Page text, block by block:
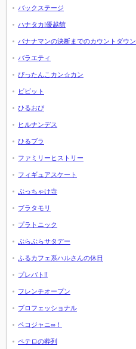
バックステージ
ハナタカ!優越館
バナナマンの決断までのカウントダウン
バラエティ
ぴったんこカン☆カン
ビビット
ひるおび
ヒルナンデス
ひるブラ
ファミリーヒストリー
フィギュアスケート
ぶっちゃけ寺
ブラタモリ
プラトニック
ぶらぶらサタデー
ふるカフェ系ハルさんの休日
プレバト!!
フレンチオープン
プロフェッショナル
ペコジャニ∞！
ペテロの葬列